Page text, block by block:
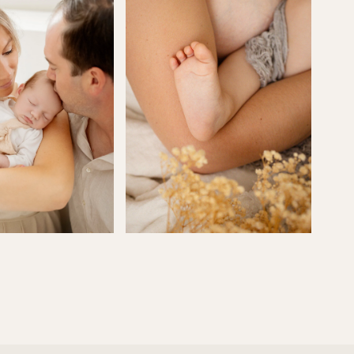
séance unique. Elle prend le temps de
nous conseiller en amont (tenues,
ambiance…), de comprendre nos envies,
et nous guide avec bienveillance tout au
long de la séance.
Mais au-delà de son talent, c’est surtout
une personne qui travaille avec le cœur.
Elle met toute son énergie, toute sa
sensibilité, pour raconter notre histoire en
images… et ça se ressent profondément
dans le résultat.
Alors simplement : merci, mille fois merci
pour tous ces souvenirs inestimables
Et bien sûr… nous reviendrons encore et
encore, les yeux fermés.Il